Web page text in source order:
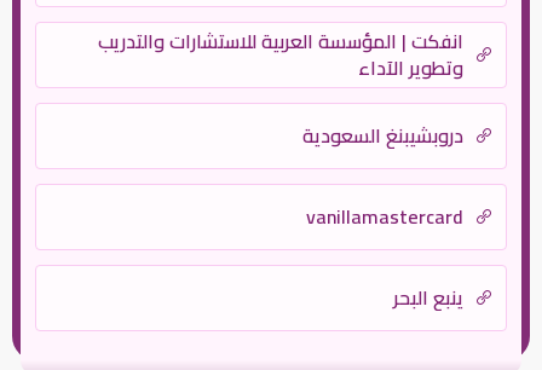
انفكت | المؤسسة العربية للاستشارات والتدريب
وتطوير الآداء
دروبشيبنغ السعودية
vanillamastercard
ينبع البحر